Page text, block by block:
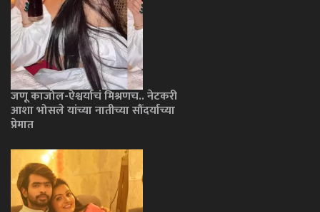
जणू काजोल-ऐश्वर्याचं मिश्रणच.. नेटकरी
आशा भोसले यांच्या नातीच्या सौंदर्याच्या
प्रेमात